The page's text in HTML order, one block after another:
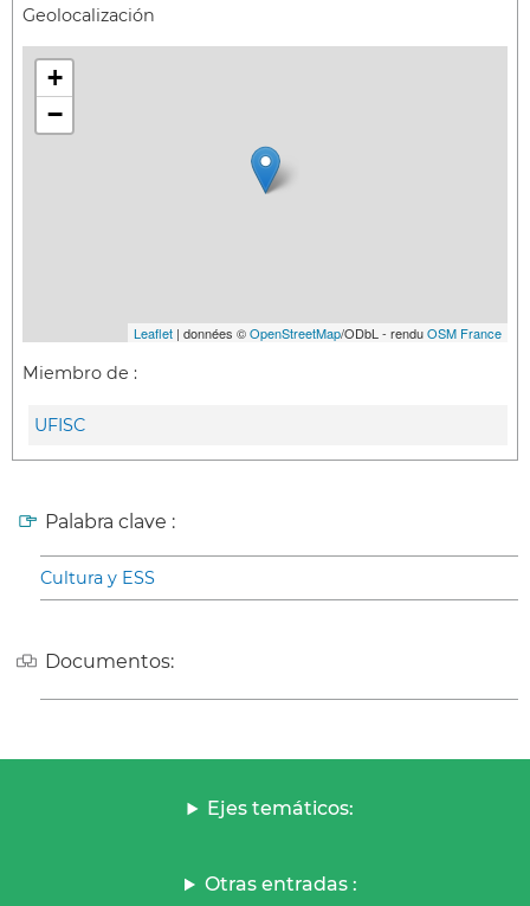
Geolocalización
+
−
Leaflet | données ©OpenStreetMap/ODbL - renduOSM France
Miembro de :
UFISC
Palabra clave :
Cultura y ESS
Documentos:
Ejes temáticos:
Otras entradas :